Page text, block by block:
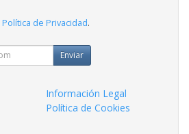
Política de Privacidad.
Enviar
Información Legal
Política de Cookies